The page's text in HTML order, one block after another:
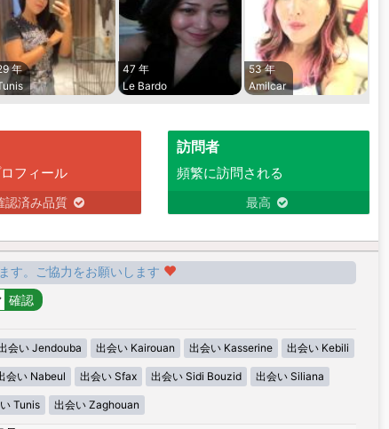
年
47 年
Le Bardo
53 年
Amilcar
フィール
認済み品質
訪問者
頻繁に訪問される
最高
す。ご協力をお願いします
会い Jendouba 出会い Kairouan 出会い Kasserine 出会い Kebili
会い Nabeul 出会い Sfax 出会い Sidi Bouzid 出会い Siliana
Tunis 出会い Zaghouan